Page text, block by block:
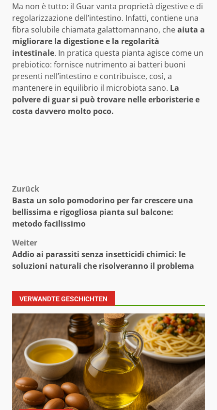
Ma non è tutto: il Guar vanta proprietà digestive e di
regolarizzazione dell’intestino. Infatti, contiene una
fibra solubile chiamata galattomannano, cheaiuta a
migliorare la digestione e la regolarità
intestinale. In pratica questa pianta agisce come un
prebiotico: fornisce nutrimento ai batteri buoni
presenti nell’intestino e contribuisce, così, a
mantenere in equilibrio il microbiota sano. La
polvere di guar si può trovare nelle erboristerie e
costa davvero molto poco.
Beitragsnavigation
Zurück
Basta un solo pomodorino per far crescere una
bellissima e rigogliosa pianta sul balcone:
metodo facilissimo
Weiter
Addio ai parassiti senza insetticidi chimici: le
soluzioni naturali che risolveranno il problema
VERWANDTE GESCHICHTEN